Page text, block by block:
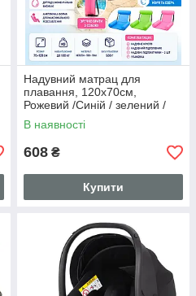
Надувний матрац для
плавання, 120х70см,
Рожевий /Синій / зелений /
Водне крісло для плавання /
Складний матрац для
купання
В наявності
608 ₴
Купити